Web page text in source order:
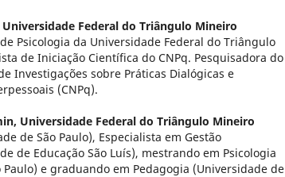
Universidade Federal do Triângulo Mineiro
Psicologia da Universidade Federal do Triângulo
de Iniciação Científica do CNPq. Pesquisadora do
Investigações sobre Práticas Dialógicas e
(CNPq).
Universidade Federal do Triângulo Mineiro
de São Paulo), Especialista em Gestão
de Educação São Luís), mestrando em Psicologia
Paulo) e graduando em Pedagogia (Universidade de